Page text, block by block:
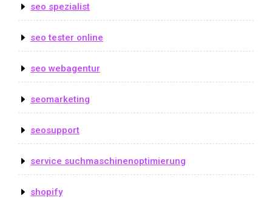
seo spezialist
seo tester online
seo webagentur
seomarketing
seosupport
service suchmaschinenoptimierung
shopify